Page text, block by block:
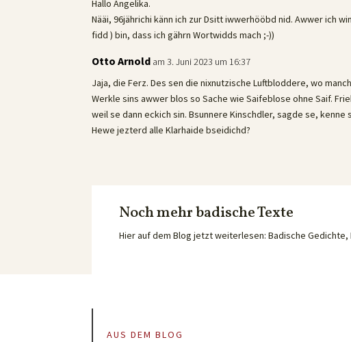
Hallo Angelika.
Nääi, 96jährichi känn ich zur Dsitt iwwerhööbd nid. Awwer ich
fidd ) bin, dass ich gährn Wortwidds mach ;-))
Otto Arnold am 3. Juni 2023 um 16:37
Jaja, die Ferz. Des sen die nixnutzische Luftbloddere, wo
Werkle sins awwer blos so Sache wie Saifeblose ohne Saif.
weil se dann eckich sin. Bsunnere Kinschdler, sagde se,
Hewe jezterd alle Klarhaide bseidichd?
Noch mehr badische Texte
Hier auf dem Blog jetzt weiterlesen: Badische
AUS DEM BLOG